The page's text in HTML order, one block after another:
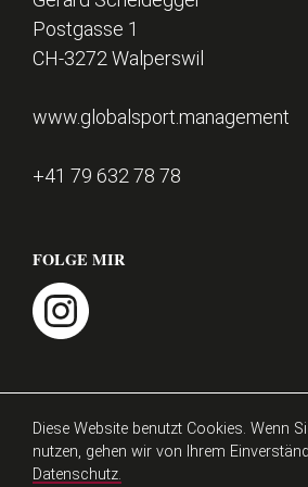
o
t
e
r
Postgasse 1
CH-3272 Walperswil
www.globalsport.management
+41 79 632 78 78
FOLGE MIR
instagram
Impressum Datenschutz
Diese Website benutzt Cookies. Wenn
nutzen, gehen wir von Ihrem
Datenschutz.